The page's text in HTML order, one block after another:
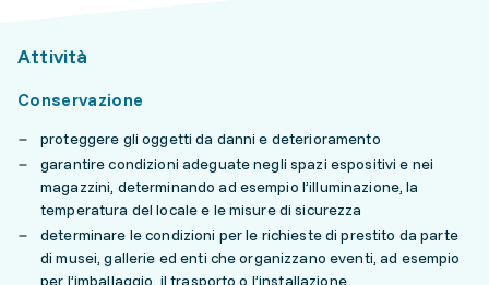
Attività
Conservazione
proteggere gli oggetti da danni e deterioramento
garantire condizioni adeguate negli spazi espositivi e nei
magazzini, determinando ad esempio l’illuminazione, la
temperatura del locale e le misure di sicurezza
determinare le condizioni per le richieste di prestito da parte
di musei, gallerie ed enti che organizzano eventi, ad esempio
per l’imballaggio, il trasporto o l’installazione